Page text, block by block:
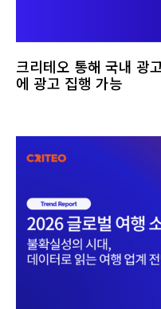
크리테오 통해 국내 광
에 광고 집행 가능